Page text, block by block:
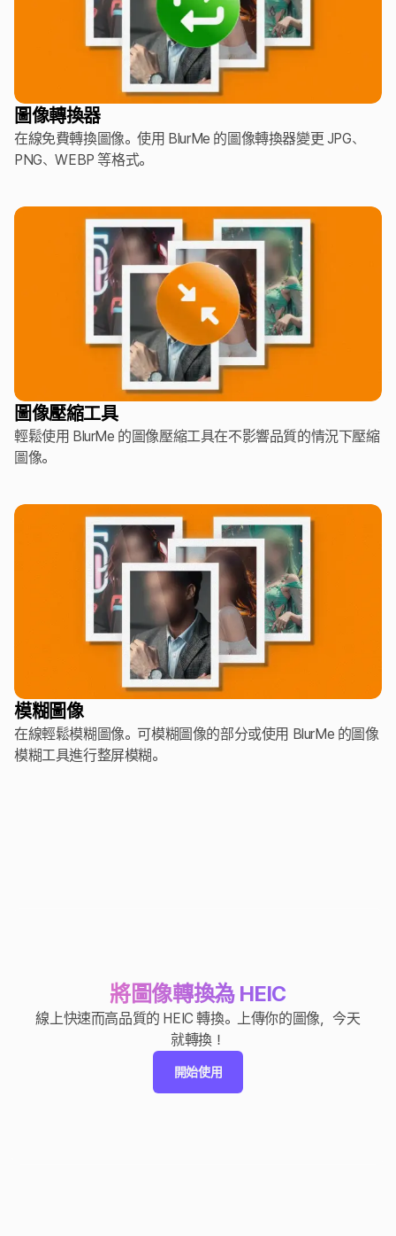
圖像轉換器
在線免費轉換圖像。使用 BlurMe 的圖像轉換器變更 JPG、
PNG、WEBP 等格式。
圖像壓縮工具
輕鬆使用 BlurMe 的圖像壓縮工具在不影響品質的情況下壓縮
圖像。
模糊圖像
在線輕鬆模糊圖像。可模糊圖像的部分或使用 BlurMe 的圖像
模糊工具進行整屏模糊。
將圖像轉換為 HEIC
線上快速而高品質的 HEIC 轉換。上傳你的圖像，今天
就轉換！
開始使用